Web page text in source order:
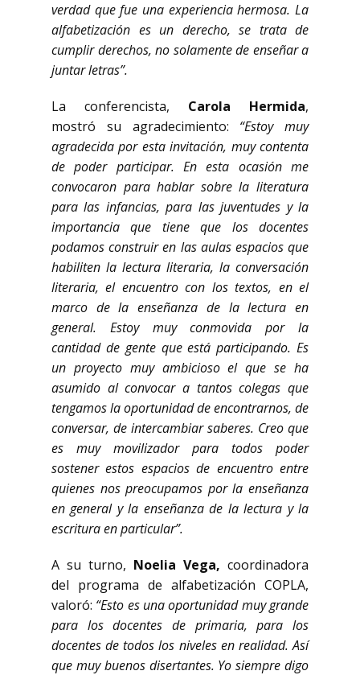
verdad que fue una experiencia hermosa. La
alfabetización es un derecho, se trata de
cumplir derechos, no solamente de enseñar a
juntar letras”.
La conferencista, Carola Hermida,
mostró su agradecimiento: “Estoy muy
agradecida por esta invitación, muy contenta
de poder participar. En esta ocasión me
convocaron para hablar sobre la literatura
para las infancias, para las juventudes y la
importancia que tiene que los docentes
podamos construir en las aulas espacios que
habiliten la lectura literaria, la conversación
literaria, el encuentro con los textos, en el
marco de la enseñanza de la lectura en
general. Estoy muy conmovida por la
cantidad de gente que está participando. Es
un proyecto muy ambicioso el que se ha
asumido al convocar a tantos colegas que
tengamos la oportunidad de encontrarnos, de
conversar, de intercambiar saberes. Creo que
es muy movilizador para todos poder
sostener estos espacios de encuentro entre
quienes nos preocupamos por la enseñanza
en general y la enseñanza de la lectura y la
escritura en particular”.
A su turno, Noelia Vega, coordinadora
del programa de alfabetización COPLA,
valoró: “Esto es una oportunidad muy grande
para los docentes de primaria, para los
docentes de todos los niveles en realidad. Así
que muy buenos disertantes. Yo siempre digo